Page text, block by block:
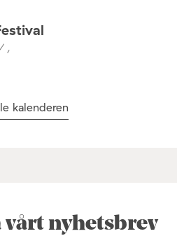
,
kalenderen
vårt nyhetsbrev